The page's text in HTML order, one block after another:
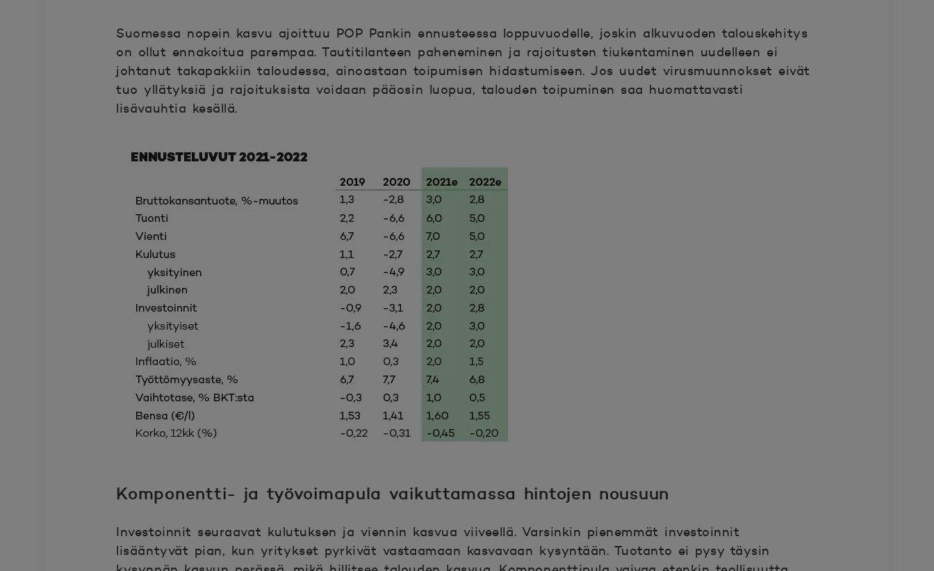
Suomessa nopein kasvu ajoittuu POP Pankin ennusteessa loppuvuodelle, joskin alkuvuoden talouskehitys
on ollut ennakoitua parempaa. Tautitilanteen paheneminen ja rajoitusten tiukentaminen uudelleen ei
johtanut takapakkiin taloudessa, ainoastaan toipumisen hidastumiseen. Jos uudet virusmuunnokset eivät
tuo yllätyksiä ja rajoituksista voidaan pääosin luopua, talouden toipuminen saa huomattavasti
lisävauhtia kesällä.
Komponentti- ja työvoimapula vaikuttamassa hintojen nousuun
Investoinnit seuraavat kulutuksen ja viennin kasvua viiveellä. Varsinkin pienemmät investoinnit
lisääntyvät pian, kun yritykset pyrkivät vastaamaan kasvavaan kysyntään. Tuotanto ei pysy täysin